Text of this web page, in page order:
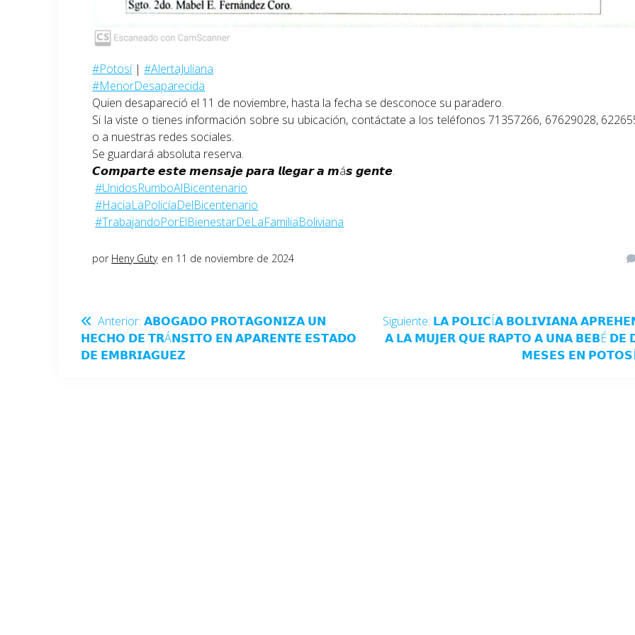
#Potosí|#AlertaJuliana
#MenorDesaparecida
Quien desapareció el 11 de noviembre, hasta la fecha se desconoce su paradero.
Si la viste o tienes información sobre su ubicación, contáctate a los teléfonos 71357266, 67629028,
o a nuestras redes sociales.
Se guardará absoluta reserva.
𝘾𝙤𝙢𝙥𝙖𝙧𝙩𝙚 𝙚𝙨𝙩𝙚 𝙢𝙚𝙣𝙨𝙖𝙟𝙚 𝙥𝙖𝙧𝙖 𝙡𝙡𝙚𝙜𝙖𝙧 𝙖 𝙢á𝙨 𝙜𝙚𝙣𝙩𝙚.
#UnidosRumboAlBicentenario
#HaciaLaPolicíaDelBicentenario
#TrabajandoPorElBienestarDeLaFamiliaBoliviana
por Heny Guty en 11 de noviembre de 2024
Anterior: 𝗔𝗕𝗢𝗚𝗔𝗗𝗢 𝗣𝗥𝗢𝗧𝗔𝗚𝗢𝗡𝗜𝗭𝗔 𝗨𝗡
𝗛𝗘𝗖𝗛𝗢 𝗗𝗘 𝗧𝗥Á𝗡𝗦𝗜𝗧𝗢 𝗘𝗡 𝗔𝗣𝗔𝗥𝗘𝗡𝗧𝗘 𝗘𝗦𝗧𝗔𝗗𝗢
𝗗𝗘 𝗘𝗠𝗕𝗥𝗜𝗔𝗚𝗨𝗘𝗭
Siguiente: 𝗟𝗔 𝗣𝗢𝗟𝗜𝗖Í𝗔 𝗕𝗢𝗟𝗜𝗩𝗜𝗔𝗡𝗔
𝗔 𝗟𝗔 𝗠𝗨𝗝𝗘𝗥 𝗤𝗨𝗘 𝗥𝗔𝗣𝗧𝗢 𝗔 𝗨𝗡𝗔 𝗕𝗘𝗕É 𝗗𝗘
𝗠𝗘𝗦𝗘𝗦 𝗘𝗡 𝗣𝗢𝗧𝗢𝗦Í